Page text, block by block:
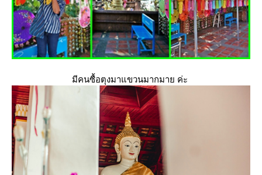
มีคนซื้อตุงมาแขวนมากมาย ค่ะ